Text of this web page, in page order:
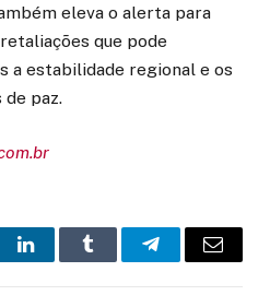
eleva o alerta para
que pode
a estabilidade regional e os
paz.
LinkedInTumblr TelegramEmail